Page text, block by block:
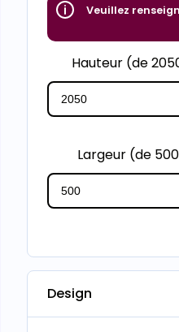
Veuillez
Hauteur (de
Largeur (de
Design